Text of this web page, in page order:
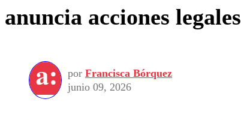
anuncia acciones legales
por Francisca Bórquez
junio 09, 2026